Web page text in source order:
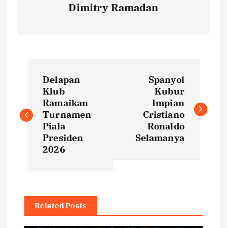
Dimitry Ramadan
s
a
v
Delapan
Klub
Ramaikan
Turnamen
Piala
Presiden
2026
Spanyol
Kubur
Impian
Cristiano
Ronaldo
Selamanya
Related Posts